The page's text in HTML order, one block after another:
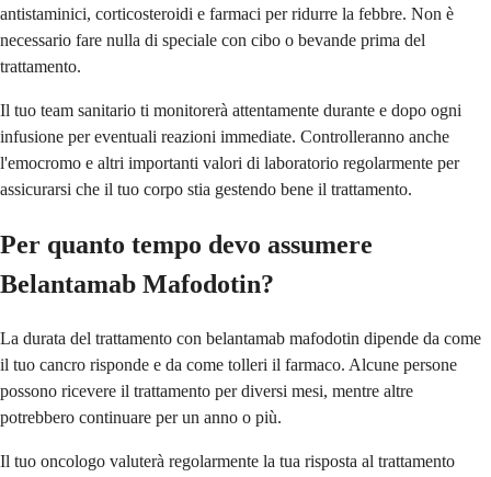
antistaminici, corticosteroidi e farmaci per ridurre la febbre. Non è
necessario fare nulla di speciale con cibo o bevande prima del
trattamento.
Il tuo team sanitario ti monitorerà attentamente durante e dopo ogni
infusione per eventuali reazioni immediate. Controlleranno anche
l'emocromo e altri importanti valori di laboratorio regolarmente per
assicurarsi che il tuo corpo stia gestendo bene il trattamento.
Per quanto tempo devo assumere
Belantamab Mafodotin?
La durata del trattamento con belantamab mafodotin dipende da come
il tuo cancro risponde e da come tolleri il farmaco. Alcune persone
possono ricevere il trattamento per diversi mesi, mentre altre
potrebbero continuare per un anno o più.
Il tuo oncologo valuterà regolarmente la tua risposta al trattamento